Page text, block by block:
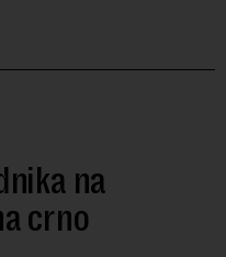
na
crno